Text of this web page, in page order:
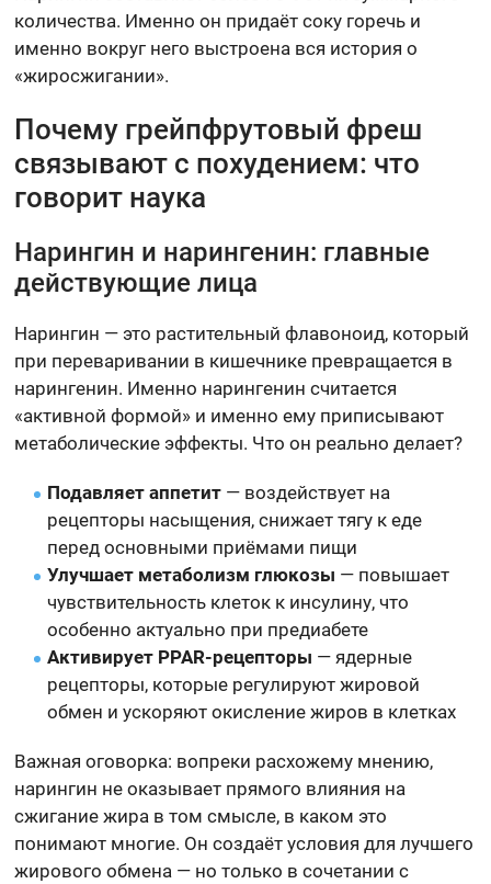
количества. Именно он придаёт соку горечь и
именно вокруг него выстроена вся история о
«жиросжигании».
Почему грейпфрутовый фреш
связывают с похудением: что
говорит наука
Нарингин и нарингенин: главные
действующие лица
Нарингин — это растительный флавоноид, который
при переваривании в кишечнике превращается в
нарингенин. Именно нарингенин считается
«активной формой» и именно ему приписывают
метаболические эффекты. Что он реально делает?
Подавляет аппетит — воздействует на
рецепторы насыщения, снижает тягу к еде
перед основными приёмами пищи
Улучшает метаболизм глюкозы — повышает
чувствительность клеток к инсулину, что
особенно актуально при предиабете
Активирует PPAR-рецепторы — ядерные
рецепторы, которые регулируют жировой
обмен и ускоряют окисление жиров в клетках
Важная оговорка: вопреки расхожему мнению,
нарингин не оказывает прямого влияния на
сжигание жира в том смысле, в каком это
понимают многие. Он создаёт условия для лучшего
жирового обмена — но только в сочетании с